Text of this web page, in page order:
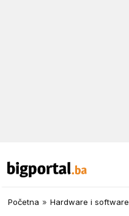
Početna » Hardware i software